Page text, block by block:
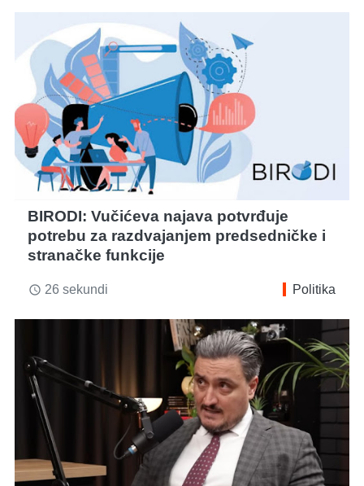
BIRODI: Vučićeva najava potvrđuje
potrebu za razdvajanjem predsedničke i
stranačke funkcije
access_time 26 sekundi Politika